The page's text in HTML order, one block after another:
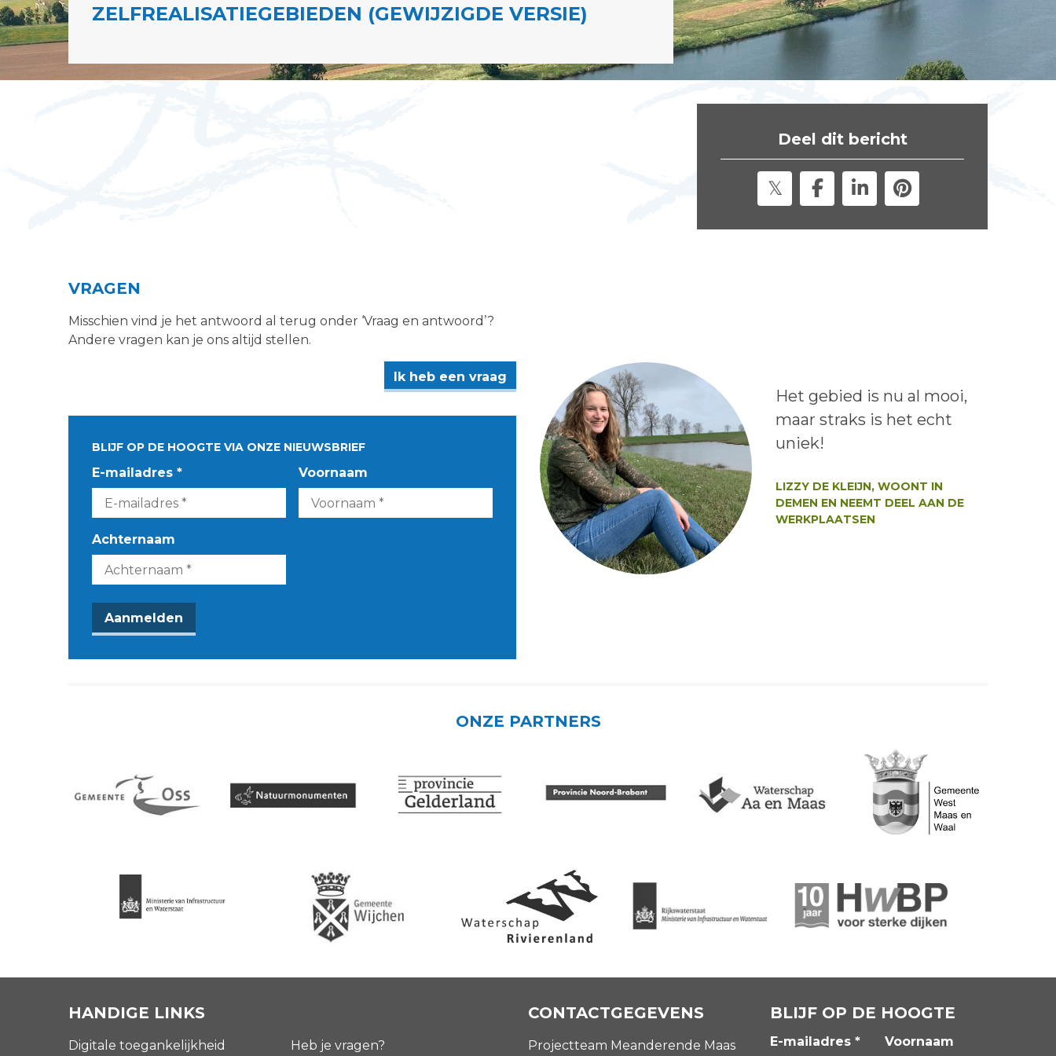
ZELFREALISATIEGEBIEDEN (GEWIJZIGDE VERSIE)
Deel dit bericht
VRAGEN
Misschien vind je het antwoord al terug onder ‘Vraag en antwoord’?
Andere vragen kan je ons altijd stellen.
Ik heb een vraag
BLIJF OP DE HOOGTE VIA ONZE NIEUWSBRIEF
E-mailadres * Voornaam
Achternaam
Lees het bericht:
Het gebied is nu al mooi,
maar straks is het echt
uniek!
LIZZY DE KLEIJN, WOONT IN
DEMEN EN NEEMT DEEL AAN DE
WERKPLAATSEN
ONZE PARTNERS
HANDIGE LINKS
Digitale toegankelijkheid Heb je vragen?
CONTACTGEGEVENS
Projectteam Meanderende Maas
BLIJF OP DE HOOGTE
E-mailadres * Voornaam